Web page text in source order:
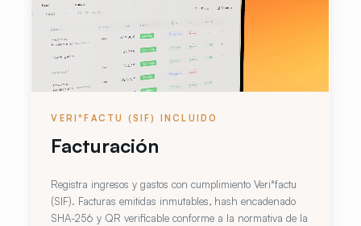
VERI*FACTU (SIF) INCLUIDO
Facturación
Registra ingresos y gastos con cumplimiento Veri*factu
(SIF). Facturas emitidas inmutables, hash encadenado
SHA-256 y QR verificable conforme a la normativa de la